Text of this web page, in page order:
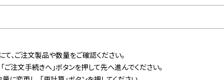
、ご注文製品や数量をご確認ください。
ご注文手続きへ」ボタンを押して先へ進んでください。